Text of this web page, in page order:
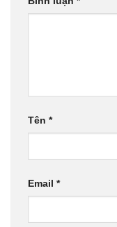
Tên *
Email *